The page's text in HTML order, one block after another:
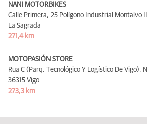
NANI MOTORBIKES
Calle Primera, 25 Polígono Industrial Montalvo
La Sagrada
271,4 km
MOTOPASIÓN STORE
Rua C (Parq. Tecnológico Y Logístico De Vigo),
36315 Vigo
273,3 km